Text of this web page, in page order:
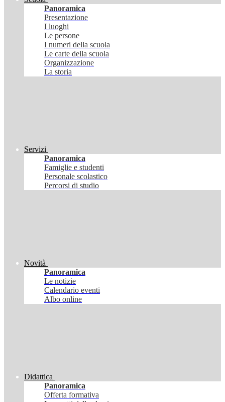
Panoramica
Presentazione
I luoghi
Le persone
I numeri della scuola
Le carte della scuola
Organizzazione
La storia
Servizi
Panoramica
Famiglie e studenti
Personale scolastico
Percorsi di studio
Novità
Panoramica
Le notizie
Calendario eventi
Albo online
Didattica
Panoramica
Offerta formativa